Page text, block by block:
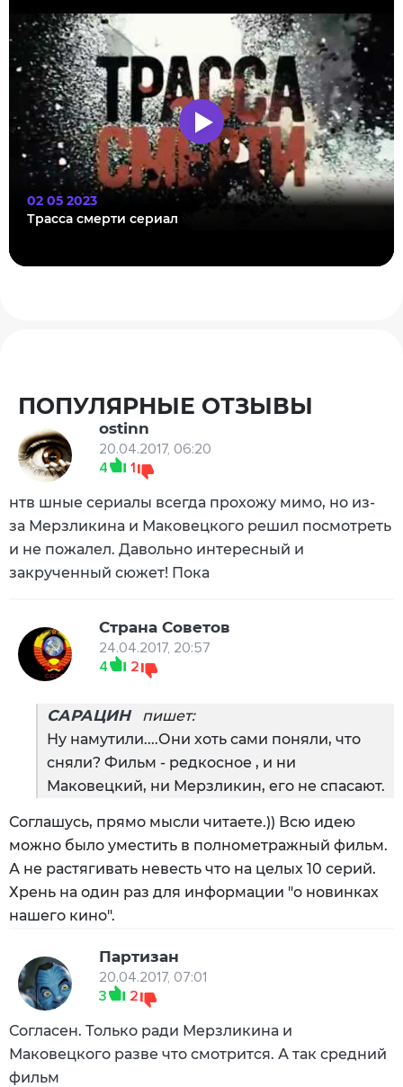
02 05 2023
Трасса смерти сериал
ПОПУЛЯРНЫЕ ОТЗЫВЫ
ostinn
20.04.2017, 06:20
4
1
нтв шные сериалы всегда прохожу мимо, но из-
за Мерзликина и Маковецкого решил посмотреть
и не пожалел. Давольно интересный и
закрученный сюжет! Пока
Страна Советов
24.04.2017, 20:57
4
2
САРАЦИН
пишет:
Ну намутили....Они хоть сами поняли, что
сняли? Фильм - редкосное , и ни
Маковецкий, ни Мерзликин, его не спасают.
Соглашусь, прямо мысли читаете.)) Всю идею
можно было уместить в полнометражный фильм.
А не растягивать невесть что на целых 10 серий.
Хрень на один раз для информации "о новинках
нашего кино".
Партизан
20.04.2017, 07:01
3
2
Согласен. Только ради Мерзликина и
Маковецкого разве что смотрится. А так средний
фильм